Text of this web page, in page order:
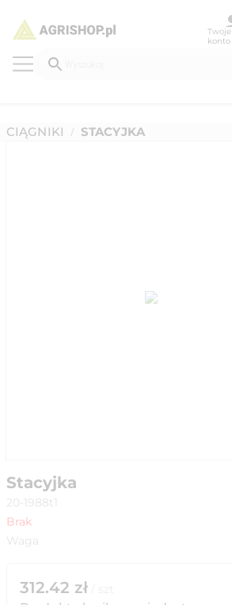
Twoje
konto
CIĄGNIKI / STACYJKA
Stacyjka
20-1988t1
Brak
Waga
312.42 zł